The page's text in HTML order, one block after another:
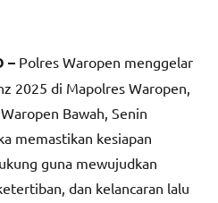
– Polres Waropen menggelar
2025 di Mapolres Waropen,
Bawah, Senin
memastikan kesiapan
guna mewujudkan
dan kelancaran lalu